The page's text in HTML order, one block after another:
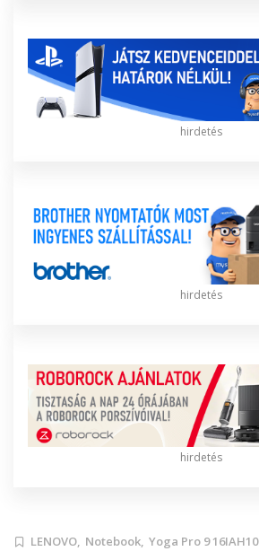
hirdetés
hirdetés
hirdetés
LENOVO, Notebook, Yoga Pro 9 16IAH10